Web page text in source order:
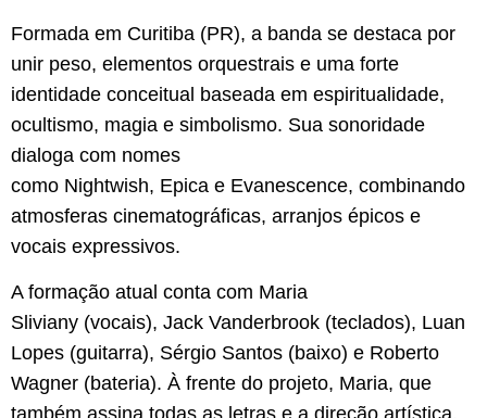
​Formada em Curitiba (PR), a banda se destaca por
unir peso, elementos orquestrais e uma forte
identidade conceitual baseada em espiritualidade,
ocultismo, magia e simbolismo. Sua sonoridade
dialoga com nomes
como Nightwish, Epica e Evanescence, combinando
atmosferas cinematográficas, arranjos épicos e
vocais expressivos.
​A formação atual conta com Maria
Sliviany (vocais), Jack Vanderbrook (teclados), Luan
Lopes (guitarra), Sérgio Santos (baixo) e Roberto
Wagner (bateria). À frente do projeto, Maria, que
também assina todas as letras e a direção artística,